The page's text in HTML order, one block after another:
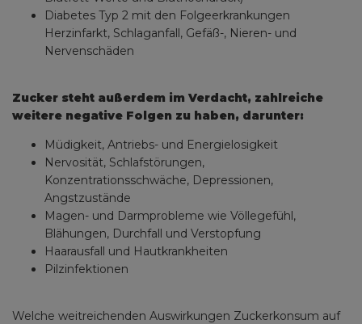
Diabetes Typ 2 mit den Folgeerkrankungen
Herzinfarkt, Schlaganfall, Gefäß-, Nieren- und
Nervenschäden
Zucker steht außerdem im Verdacht, zahlreiche
weitere negative Folgen zu haben, darunter:
Müdigkeit, Antriebs- und Energielosigkeit
Nervosität, Schlafstörungen,
Konzentrationsschwäche, Depressionen,
Angstzustände
Magen- und Darmprobleme wie Völlegefühl,
Blähungen, Durchfall und Verstopfung
Haarausfall und Hautkrankheiten
Pilzinfektionen
Welche weitreichenden Auswirkungen Zuckerkonsum auf